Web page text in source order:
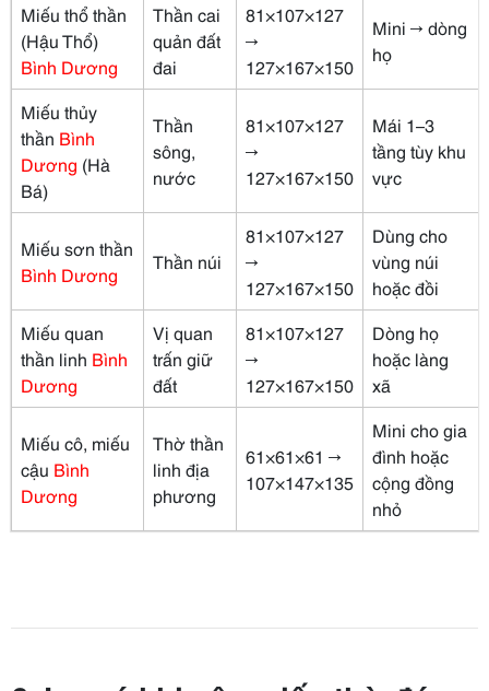
Miếu thổ thần
(Hậu Thổ)
Bình Dương
Thần cai
quản đất
đai
81×107×127
→
127×167×150
Mini → dòng
họ
Miếu thủy
thần Bình
Dương (Hà
Bá)
Thần
sông,
nước
81×107×127
→
127×167×150
Mái 1–3
tầng tùy khu
vực
Miếu sơn thần
Bình Dương
Thần núi
81×107×127
→
127×167×150
Dùng cho
vùng núi
hoặc đồi
Miếu quan
thần linh Bình
Dương
Vị quan
trấn giữ
đất
81×107×127
→
127×167×150
Dòng họ
hoặc làng
xã
Miếu cô, miếu
cậu Bình
Dương
Thờ thần
linh địa
phương
61×61×61 →
107×147×135
Mini cho gia
đình hoặc
cộng đồng
nhỏ